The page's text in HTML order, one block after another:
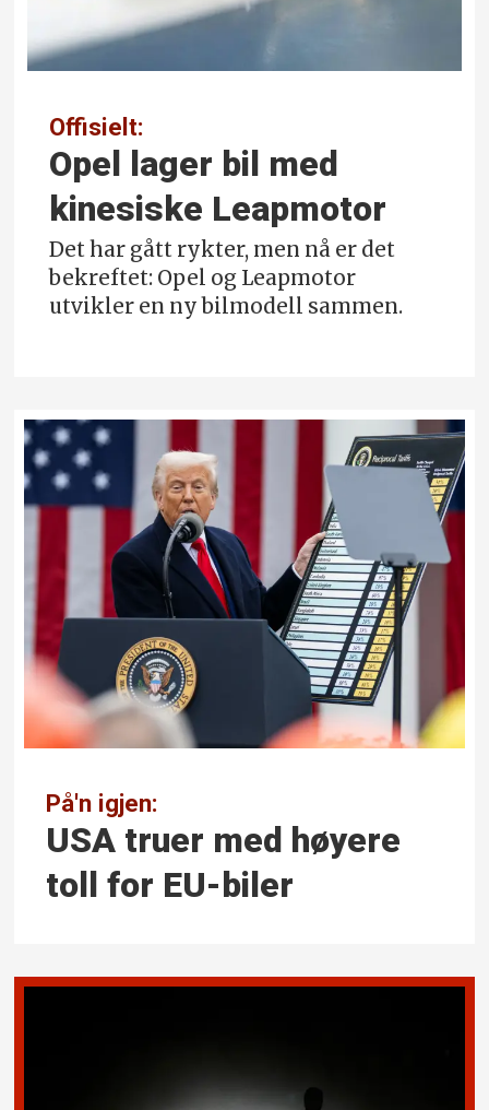
Offisielt:
Opel lager bil med
kinesiske Leapmotor
Det har gått rykter, men nå er det
bekreftet: Opel og Leapmotor
utvikler en ny bilmodell sammen.
På'n igjen:
USA truer med høyere
toll for EU-biler